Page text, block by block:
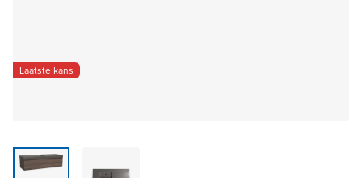
Laatste kans